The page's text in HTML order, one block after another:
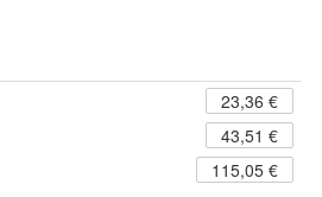
23,36 €
43,51 €
115,05 €